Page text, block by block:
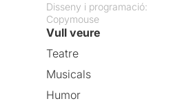
Disseny i programació:
Copymouse
Vull veure
Teatre
Musicals
Humor